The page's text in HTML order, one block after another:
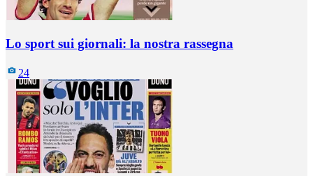
Lo sport sui giornali: la nostra rassegna
24